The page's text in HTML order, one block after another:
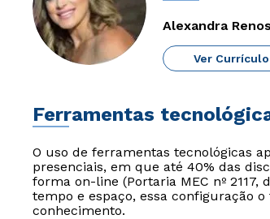
Alexandra
Ver
Ferramentas
O uso de ferramentas tecnológicas
presenciais, em que até 40% das
forma on-line (Portaria MEC nº
tempo e espaço, essa configuração
conhecimento.